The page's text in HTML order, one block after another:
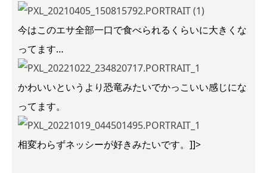
今はこのエサ全部一口で食べられるくらいに大きくな
ってます…
かわいいというより恐竜みたいでかっこいい感じにな
ってます。
相変わらずネッシーが好きみたいです。]]>